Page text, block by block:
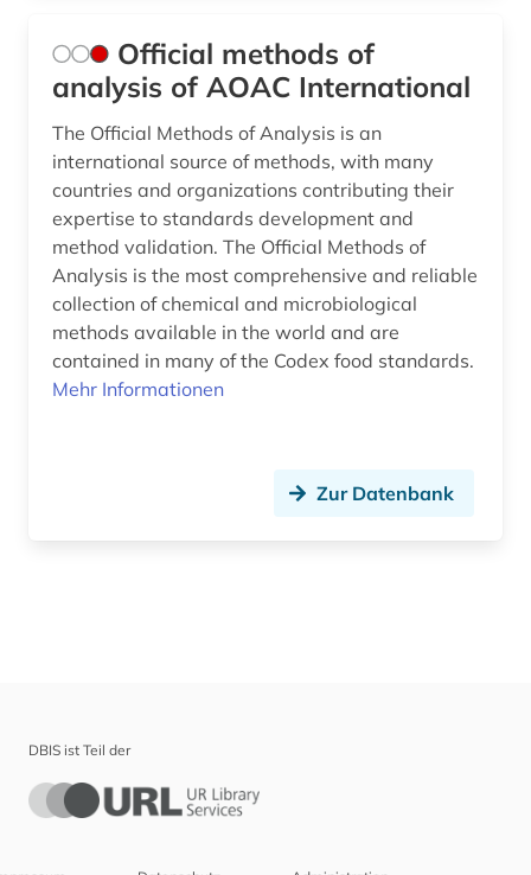
Official methods of
analysis of AOAC International
The Official Methods of Analysis is an
international source of methods, with many
countries and organizations contributing their
expertise to standards development and
method validation. The Official Methods of
Analysis is the most comprehensive and reliable
collection of chemical and microbiological
methods available in the world and are
contained in many of the Codex food standards.
Mehr Informationen
Zur Datenbank
DBIS ist Teil der